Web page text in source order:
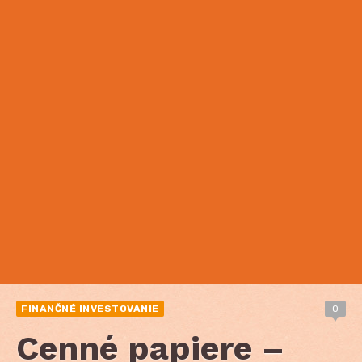
FINANČNÉ INVESTOVANIE 0
Cenné papiere –